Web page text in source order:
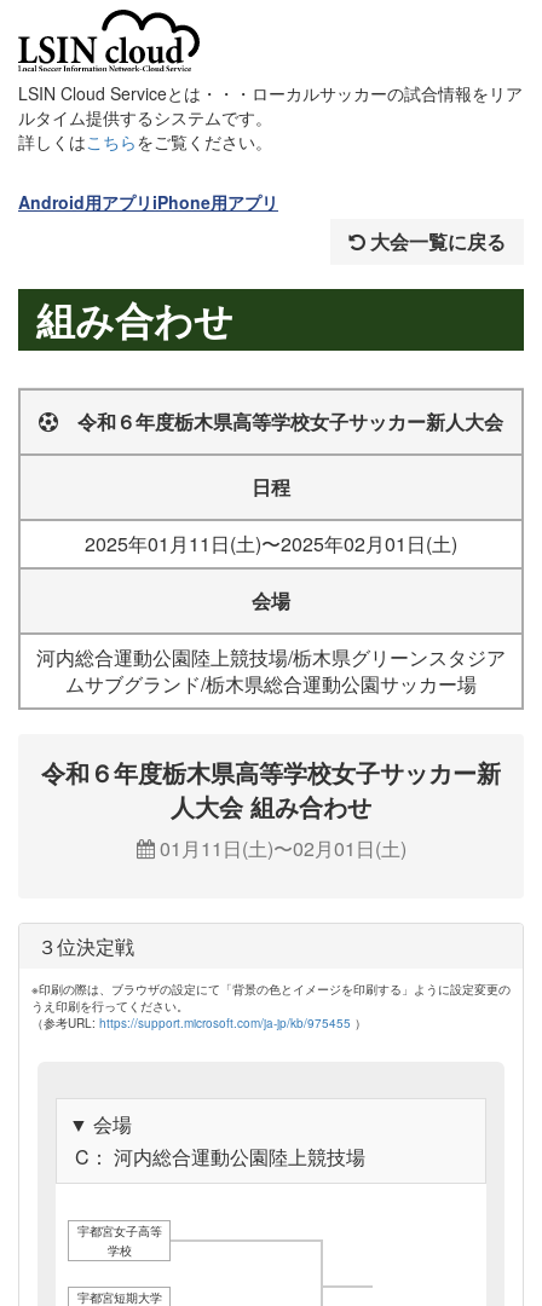
LSIN Cloud Serviceとは・・・ローカルサッカーの試合情報をリア
ルタイム提供するシステムです。
詳しくはこちらをご覧ください。
Android用アプリ iPhone用アプリ
大会一覧に戻る
組み合わせ
令和６年度栃木県高等学校女子サッカー新人大会
日程
2025年01月11日(土)〜2025年02月01日(土)
会場
河内総合運動公園陸上競技場/栃木県グリーンスタジア
ムサブグランド/栃木県総合運動公園サッカー場
令和６年度栃木県高等学校女子サッカー新
人大会 組み合わせ
01月11日(土)〜02月01日(土)
３位決定戦
※印刷の際は、ブラウザの設定にて「背景の色とイメージを印刷する」ように設定変更の
うえ印刷を行ってください。
（参考URL: https://support.microsoft.com/ja-jp/kb/975455 ）
▼ 会場
C： 河内総合運動公園陸上競技場
宇都宮女子高等
学校
宇都宮短期大学